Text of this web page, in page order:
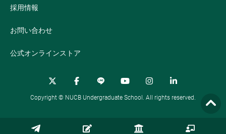
採用情報
お問い合わせ
公式オンラインストア
Copyright © NUCB Undergraduate School. All rights reserved.